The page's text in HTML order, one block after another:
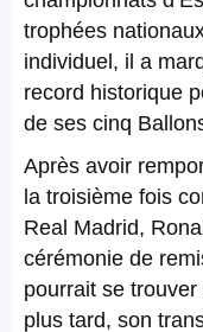
trophées
individuel, il a
record historique
de ses cinq
Après avoir
la troisième fois
Real Madrid,
cérémonie de
pourrait se
plus tard, son